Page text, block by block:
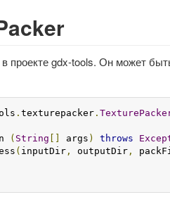
проекте gdx-tools. Он может
. texturepacker .
( String args ) throws
( inputDir , outputDir ,